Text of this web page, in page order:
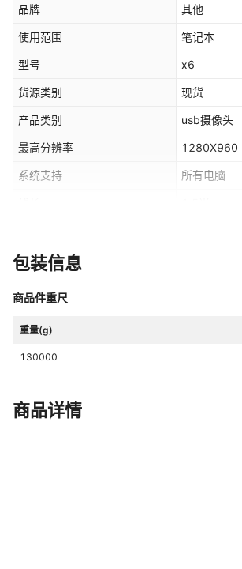
品牌 其他
使用范围 笔记本
型号 x6
货源类别 现货
产品类别 usb摄像头
最高分辨率 1280X960
系统支持 所有电脑
OEM
包装信息
商品件重尺
重量(g)
130000
商品详情